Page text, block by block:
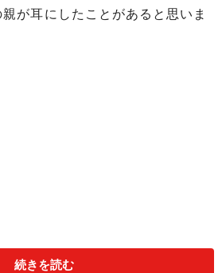
が耳にしたことがあると思いま
続きを読む